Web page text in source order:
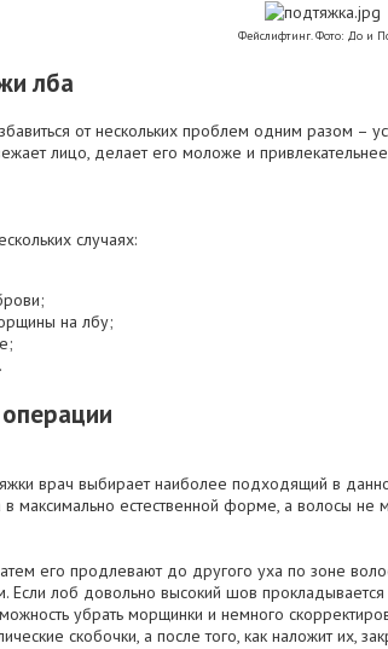
Фейслифтинг. Фото: До и
лба
от нескольких проблем одним разом –
лицо, делает его моложе и
случаях:
на лбу;
врач выбирает наиболее подходящий в
максимально естественной форме, а волосы не
его продлевают до другого уха по зоне
лоб довольно высокий шов
убрать морщинки и немного
скобочки, а после того, как наложит их,